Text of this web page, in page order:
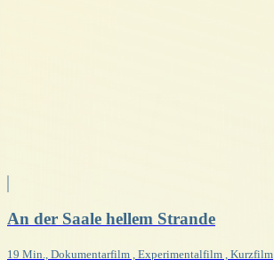
An der Saale hellem Strande
19 Min., Dokumentarfilm , Experimentalfilm , Kurzfilm